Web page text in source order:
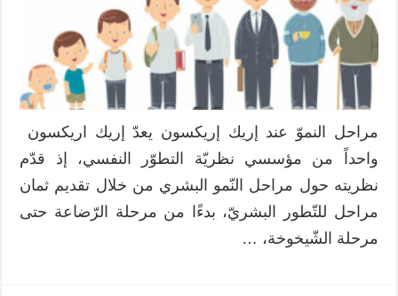
مراحل النموّ عند إريك إريكسون يعدّ إريك اريكسون
واحداً من مؤسسي نظريّة التطوّر النفسي، إذ قدّم
نظريته حول مراحل النّمو البشري من خلال تقديم ثمان
مراحل للتّطور البشريّ، بدءًا من مرحلة الرّضاعة حتى
مرحلة الشّيخوخة، …